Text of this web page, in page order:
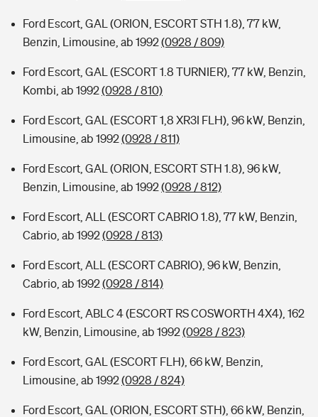
Ford Escort, GAL (ORION, ESCORT STH 1.8), 77 kW,
Benzin, Limousine, ab 1992(0928 / 809)
Ford Escort, GAL (ESCORT 1.8 TURNIER), 77 kW, Benzin,
Kombi, ab 1992(0928 / 810)
Ford Escort, GAL (ESCORT 1,8 XR3I FLH), 96 kW, Benzin,
Limousine, ab 1992(0928 / 811)
Ford Escort, GAL (ORION, ESCORT STH 1.8), 96 kW,
Benzin, Limousine, ab 1992(0928 / 812)
Ford Escort, ALL (ESCORT CABRIO 1.8), 77 kW, Benzin,
Cabrio, ab 1992(0928 / 813)
Ford Escort, ALL (ESCORT CABRIO), 96 kW, Benzin,
Cabrio, ab 1992(0928 / 814)
Ford Escort, ABLC 4 (ESCORT RS COSWORTH 4X4), 162
kW, Benzin, Limousine, ab 1992(0928 / 823)
Ford Escort, GAL (ESCORT FLH), 66 kW, Benzin,
Limousine, ab 1992(0928 / 824)
Ford Escort, GAL (ORION, ESCORT STH), 66 kW, Benzin,